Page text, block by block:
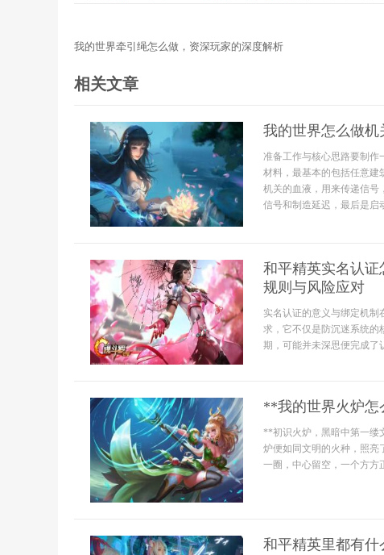
我的世界牵引绳怎么做，资深玩家的深度解析
相关文章
我的世界怎么做
准备工作与核心思路要制作
材料，最基本的包括任意建
机关的血液，用来传递信号
信号和制造延迟，最后是启
和平精英实名认
规则与风险应对
实名认证的意义与绑定机制
求，它不仅是防沉迷系统的
期，可能并未深思便完成了
**我的世界火炉怎
**初识火炉，黑暗中第一缕
炉便如同文明的火种，照亮
一圈，中心留空，一个方方
和平精英里都有